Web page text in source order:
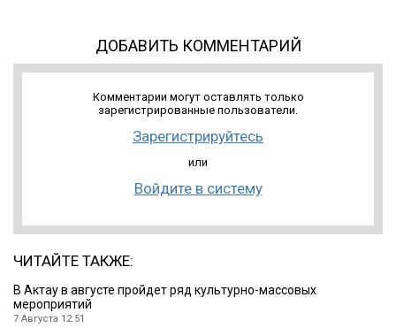
ДОБАВИТЬ КОММЕНТАРИЙ
Комментарии могут оставлять только
зарегистрированные пользователи.
Зарегистрируйтесь
или
Войдите в систему
ЧИТАЙТЕ ТАКЖЕ:
В Актау в августе пройдет ряд культурно-массовых
мероприятий
7 Августа 12:51